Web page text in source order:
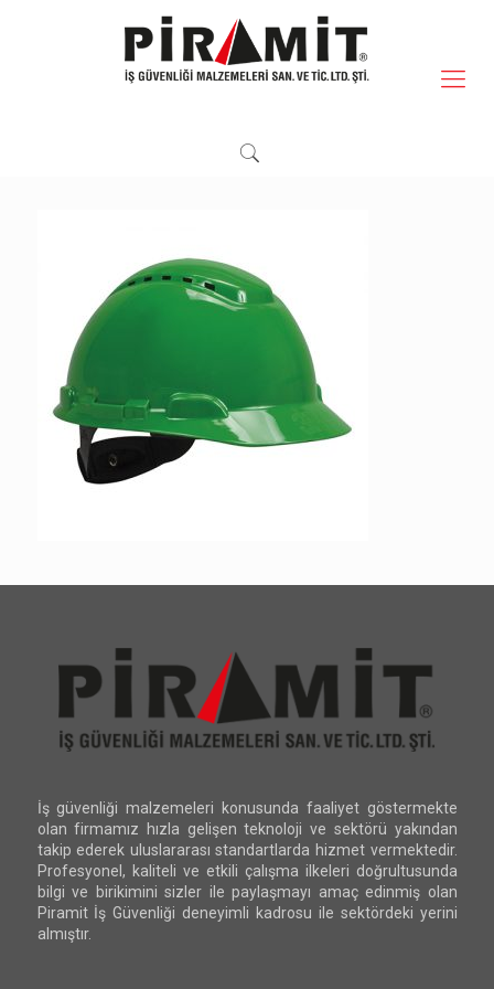
İş güvenliği malzemeleri konusunda faaliyet göstermekte
olan firmamız hızla gelişen teknoloji ve sektörü yakından
takip ederek uluslararası standartlarda hizmet vermektedir.
Profesyonel, kaliteli ve etkili çalışma ilkeleri doğrultusunda
bilgi ve birikimini sizler ile paylaşmayı amaç edinmiş olan
Piramit İş Güvenliği deneyimli kadrosu ile sektördeki yerini
almıştır.